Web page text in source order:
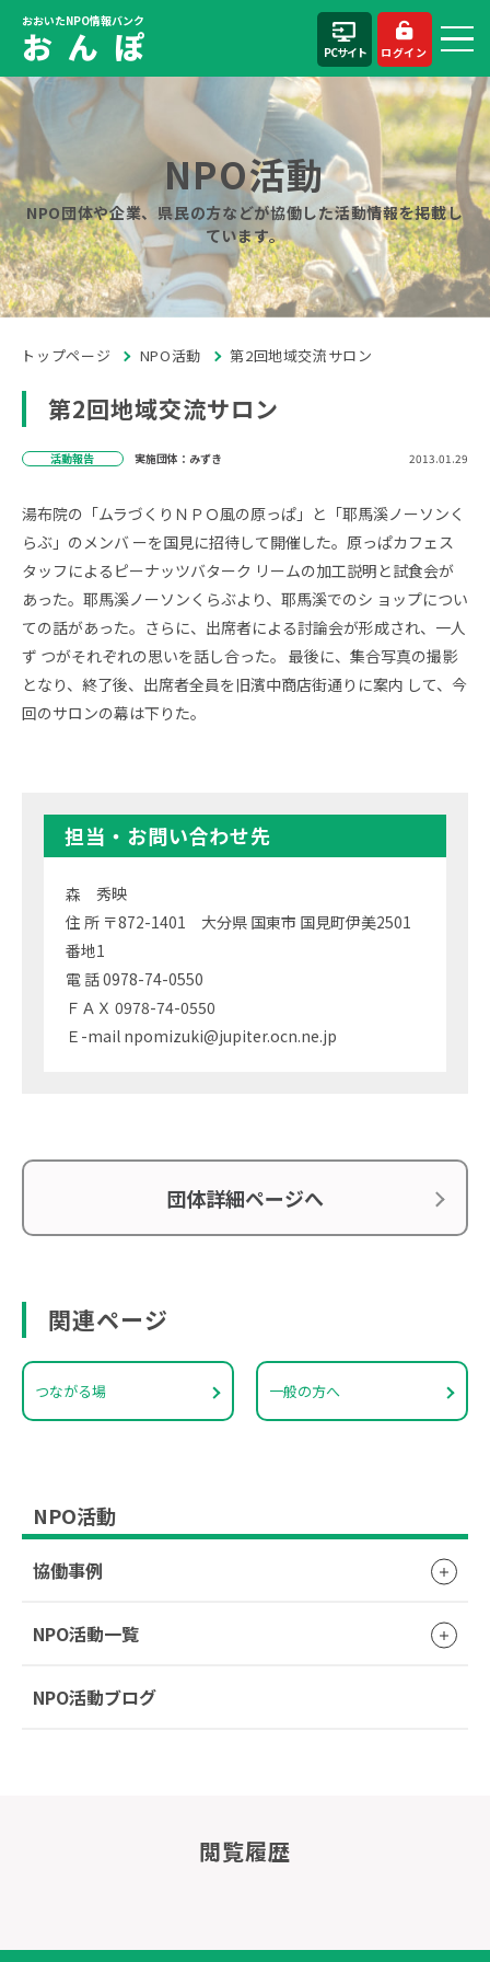
おおいたNPO情報バンク
お ん ぽ PCサイト ログイン
NPO活動
NPO団体や企業、県民の方などが協働した活動情報を掲載し
ています。
トップページ NPO活動 第2回地域交流サロン
第2回地域交流サロン
活動報告 実施団体：みずき 2013.01.29
湯布院の「ムラづくりＮＰＯ風の原っぱ」と「耶馬溪ノーソンく
らぶ」のメンバ ーを国見に招待して開催した。原っぱカフェス
タッフによるピーナッツバターク リームの加工説明と試食会が
あった。耶馬溪ノーソンくらぶより、耶馬溪でのシ ョップについ
ての話があった。さらに、出席者による討論会が形成され、一人
ず つがそれぞれの思いを話し合った。 最後に、集合写真の撮影
となり、終了後、出席者全員を旧濱中商店街通りに案内 して、今
回のサロンの幕は下りた。
担当・お問い合わせ先
森 秀映
住 所 〒872-1401 大分県 国東市 国見町伊美2501
番地1
電 話 0978-74-0550
ＦＡＸ 0978-74-0550
Ｅ-mail npomizuki@jupiter.ocn.ne.jp
団体詳細ページへ
関連ページ
つながる場 一般の方へ
NPO活動
協働事例
NPO活動一覧
NPO活動ブログ
閲覧履歴